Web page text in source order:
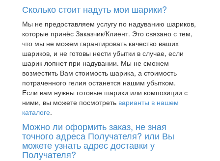
Сколько стоит надуть мои шарики?
Мы не предоставляем услугу по надуванию шариков,
которые принёс Заказчик/Клиент. Это связано с тем,
что мы не можем гарантировать качество ваших
шариков, и не готовы нести убытки в случае, если
шарик лопнет при надувании. Мы не сможем
возместить Вам стоимость шарика, а стоимость
потраченного гелия останется нашим убытком.
Если вам нужны готовые шарики или композиции с
ними, вы можете посмотреть варианты в нашем
каталоге.
Можно ли оформить заказ, не зная
точного адреса Получателя? или Вы
можете узнать адрес доставки у
Получателя?